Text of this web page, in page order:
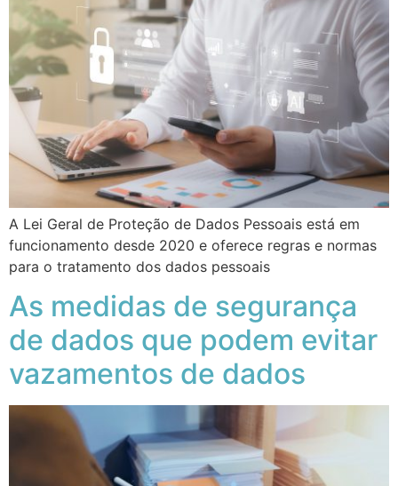
A Lei Geral de Proteção de Dados Pessoais está em
funcionamento desde 2020 e oferece regras e normas
para o tratamento dos dados pessoais
As medidas de segurança
de dados que podem evitar
vazamentos de dados